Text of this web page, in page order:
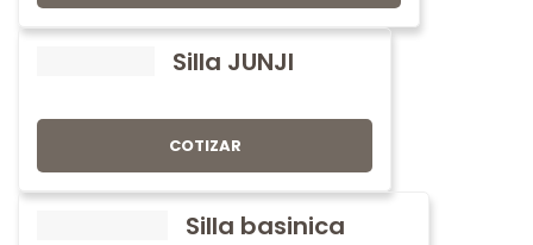
Silla JUNJI
COTIZAR
Silla basinica